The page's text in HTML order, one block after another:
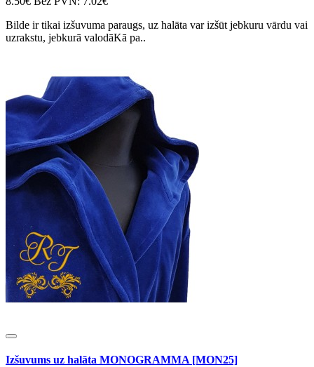
Bilde ir tikai izšuvuma paraugs, uz halāta var izšūt jebkuru vārdu vai
uzrakstu, jebkurā valodāKā pa..
Izšuvums uz halāta MONOGRAMMA [MON25]